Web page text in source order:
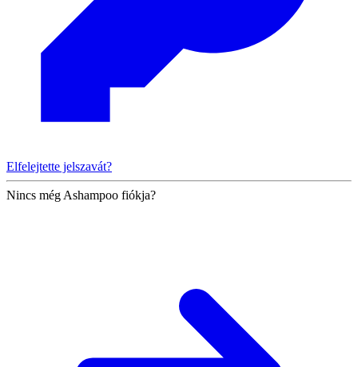
Elfelejtette jelszavát?
Nincs még Ashampoo fiókja?